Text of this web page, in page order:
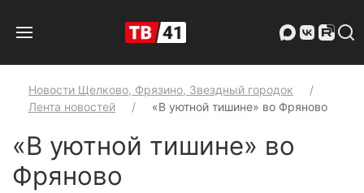
Новости Щелково, Фрязино, Звездный городок
Лента новостей
«В уютной тишине» во Фряново
«В уютной тишине» во
Фряново